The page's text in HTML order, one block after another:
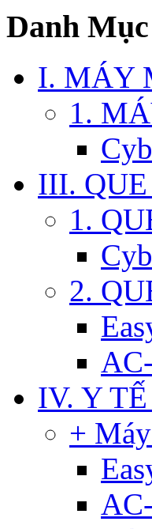
Danh
I. MÁY
1.
III.
1.
2.
IV. Y
+